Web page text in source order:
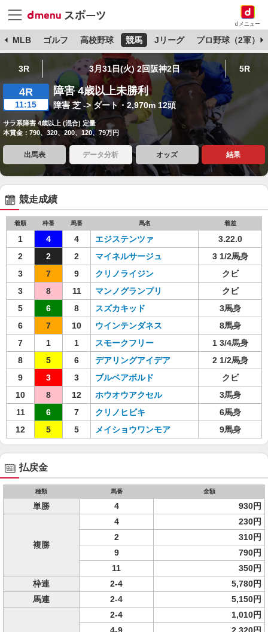
dメニュー
MLB ゴルフ 高校野球 競馬 Jリーグ プロ野球（2軍）
3R 3月31日(火) 2回阪神2日 5R
4R
11:15
障害 4歳以上未勝利
障害 芝 -> ダート・2,970m 12頭
サラ系障害 4歳以上 (混合) 定量
本賞金：790、320、200、120、79万円
出馬表 データ分析 オッズ 結果
競走成績
着順 枠番 馬番 馬名 着差
1 4 4 エジステンツァ
3.22.0
2
2 2 マイネルサージュ
3 1/2馬身
3
7 9 クリノライジン
クビ
3
8 11 マンノグランプリ
クビ
5
6 8 スズカキッド
3馬身
6
7 10 ウインテンダネス
8馬身
7
1 1 スモークフリー
1 3/4馬身
8
5 6 デアリングアイデア
2 1/2馬身
9
3 3 ブルベアボルド
クビ
10
8 12 ホウオウアクセル
3馬身
11
6 7 クリノヒビキ
6馬身
12
5 5 メイショウワンモア 9馬身
払戻金
種類 馬番 金額
単勝 4 930円
複勝
4
230円
2
310円
9
790円
11
350円
枠連
2-4
5,780円
馬連
2-4 5,150円
2-4
1,010円